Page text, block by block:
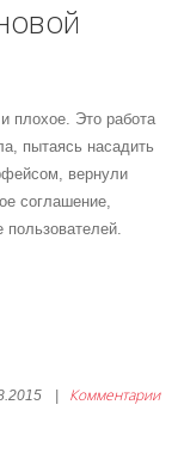
плохое. Это работа
пытаясь насадить
вернули
соглашение,
пользователей.
Комментарии